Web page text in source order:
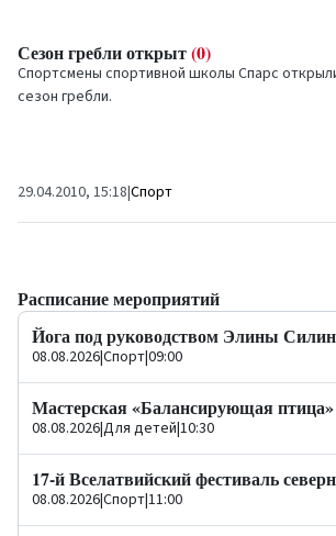
Сезон гребли открыт(0)
Спортсмены спортивной школы Спарс
сезон гребли.
29.04.2010, 15:18|Спорт
Расписание мероприятий
Йога под руководством Элины
08.08.2026|Спорт|09:00
Мастерская «Балансирующая птица»
08.08.2026|Для детей|10:30
17-й Вселатвийский фестиваль
08.08.2026|Спорт|11:00